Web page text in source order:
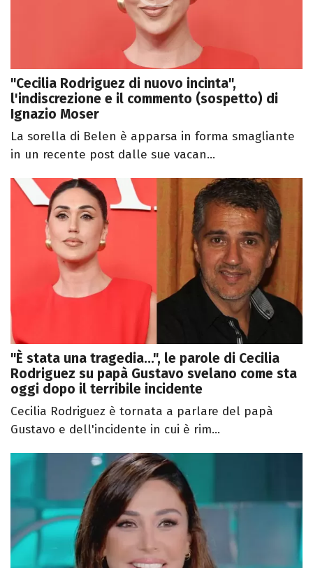
"Cecilia Rodriguez di nuovo incinta",
l'indiscrezione e il commento (sospetto) di
Ignazio Moser
La sorella di Belen è apparsa in forma smagliante
in un recente post dalle sue vacan...
"È stata una tragedia...", le parole di Cecilia
Rodriguez su papà Gustavo svelano come sta
oggi dopo il terribile incidente
Cecilia Rodriguez è tornata a parlare del papà
Gustavo e dell'incidente in cui è rim...